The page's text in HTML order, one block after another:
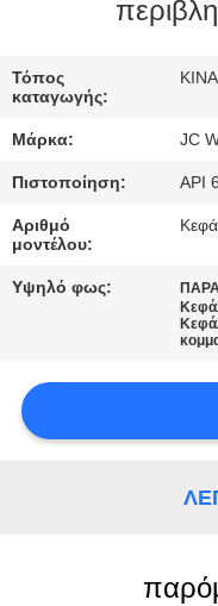
ΈΛΕΓΧΟΣ
ΜΑΣ
ΕΛΆΤΕ
ΕΠΑΦΉ
ΜΕ
Τόπος
καταγωγής:
ΚΙΝΑ
Μάρκα: JC
Πιστοποίηση: API
Αριθμό
μοντέλου:
Υψηλό φως: